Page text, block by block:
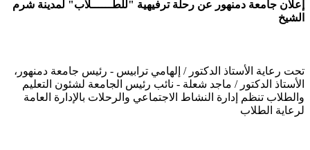
إعلان جامعة دمنهور عن رحلة ترفيهية "للطــــــلاب" لمدينة شرم
الشيخ
تحت رعاية الأستاذ الدكتور / إلهامي ترابيس - رئيس جامعة دمنهور،
الأستاذ الدكتور / ماجد شعلة - نائب رئيس الجامعة لشئون التعليم
والطلاب تنظم إدارة النشاط الاجتماعي والرحلات بالإدارة العامة
لرعاية الطلاب